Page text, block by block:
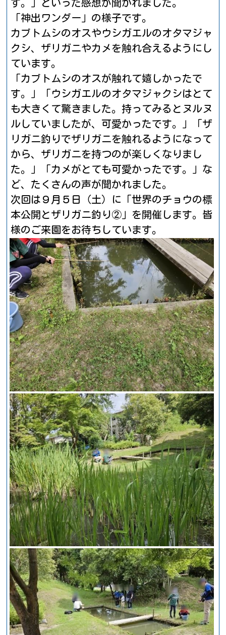
す。」といった感想が聞かれました。
「神出ワンダー」の様子です。
カブトムシのオスやウシガエルのオタマジャ
クシ、ザリガニやカメを触れ合えるようにし
ています。
「カブトムシのオスが触れて嬉しかったで
す。」「ウシガエルのオタマジャクシはとて
も大きくて驚きました。持ってみるとヌルヌ
ルしていましたが、可愛かったです。」「ザ
リガニ釣りでザリガニを触れるようになって
から、ザリガニを持つのが楽しくなりまし
た。」「カメがとても可愛かったです。」な
ど、たくさんの声が聞かれました。
次回は９月５日（土）に「世界のチョウの標
本公開とザリガニ釣り②」を開催します。皆
様のご来園をお待ちしています。